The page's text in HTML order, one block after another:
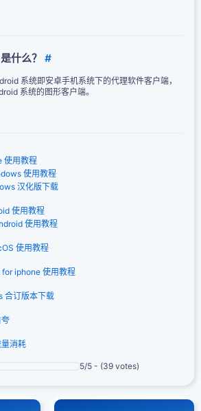
什么？ #
系统即安卓手机系统下的代理软件客户端，
系统的图形客户端。
使用教程
使用教程
汉化版下载
使用教程
使用教程
使用教程
iphone 使用教程
合订版本下载
消耗
5/5 - (39 votes)